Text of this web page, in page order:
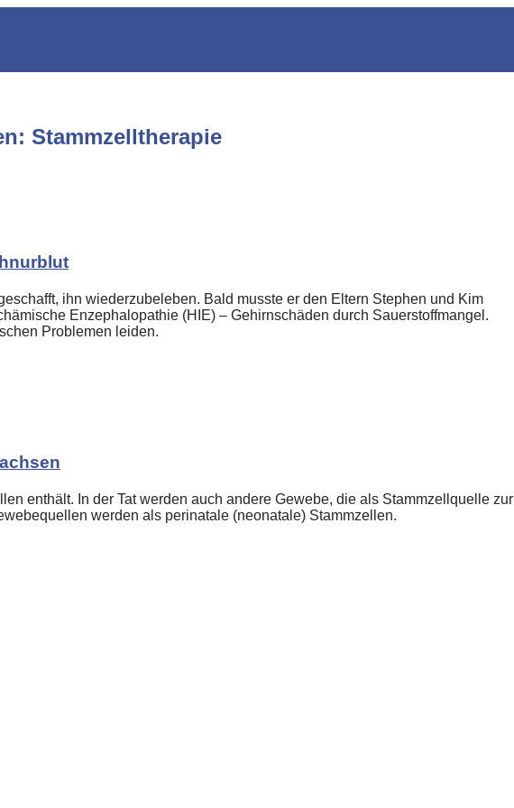
Stammzelltherapie
ihn wiederzubeleben. Bald musste er den Eltern Stephen und Kim
Enzephalopathie (HIE) – Gehirnschäden durch Sauerstoffmangel.
Problemen leiden.
enthält. In der Tat werden auch andere Gewebe, die als Stammzellquelle zur
werden als perinatale (neonatale) Stammzellen.